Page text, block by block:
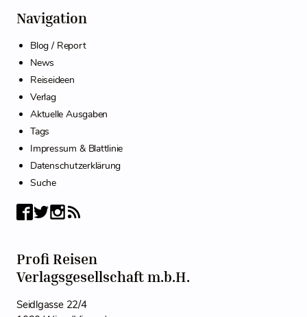
Navigation
Blog / Report
News
Reiseideen
Verlag
Aktuelle Ausgaben
Tags
Impressum & Blattlinie
Datenschutzerklärung
Suche
Profi Reisen
Verlagsgesellschaft m.b.H.
Seidlgasse 22/4